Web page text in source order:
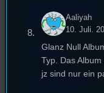
(EU)
Empfang
Aaliyah
10. Juli.
Glanz Null
Typ. Das
jz sind nur ein